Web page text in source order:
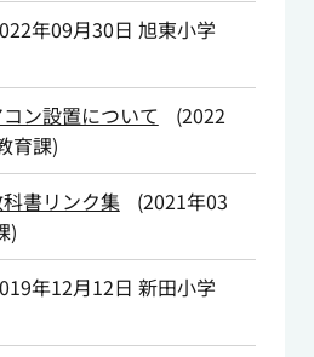
年09月30日 旭東小学
ン設置について
(2022
育課)
書リンク集
(2021年03
)
年12月12日 新田小学